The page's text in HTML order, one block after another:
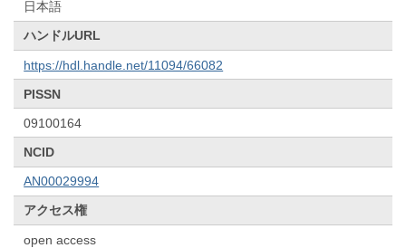
日本語
ハンドルURL
https://hdl.handle.net/11094/66082
PISSN
09100164
NCID
AN00029994
アクセス権
open access